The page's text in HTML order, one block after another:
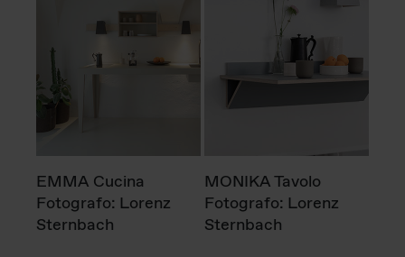
EMMA Cucina
Fotografo: Lorenz
Sternbach
MONIKA Tavolo
Fotografo: Lorenz
Sternbach